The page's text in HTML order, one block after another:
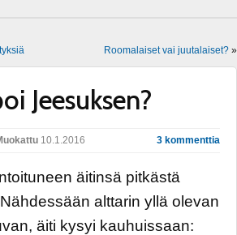
Roomalaiset vai juutalaiset? »
Jeesuksen?
3 kommenttia
10.1.2016
äitinsä pitkästä
alttarin yllä olevan
äiti kysyi kauhuissaan: